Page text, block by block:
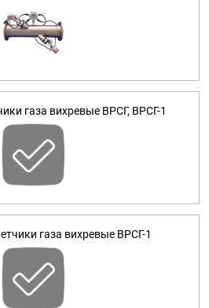
газа вихревые ВРСГ, ВРСГ-1
газа вихревые ВРСГ-1